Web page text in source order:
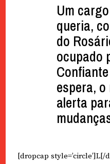
Um
queria,
do
ocupado
espera,
alerta
[dropcap